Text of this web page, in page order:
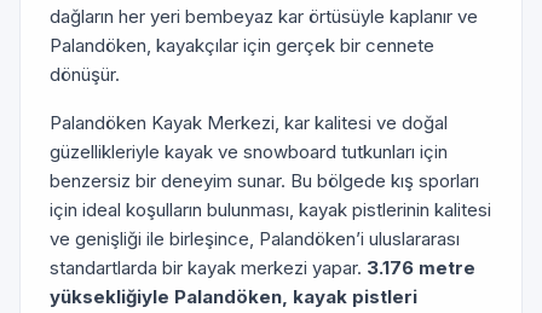
dağların her yeri bembeyaz kar örtüsüyle kaplanır ve
Palandöken, kayakçılar için gerçek bir cennete
dönüşür.
Palandöken Kayak Merkezi, kar kalitesi ve doğal
güzellikleriyle kayak ve snowboard tutkunları için
benzersiz bir deneyim sunar. Bu bölgede kış sporları
için ideal koşulların bulunması, kayak pistlerinin kalitesi
ve genişliği ile birleşince, Palandöken’i uluslararası
standartlarda bir kayak merkezi yapar. 3.176 metre
yüksekliğiyle Palandöken, kayak pistleri